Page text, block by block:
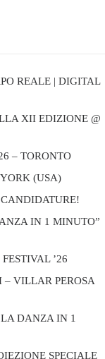
REALE | DIGITAL
XII EDIZIONE @
– TORONTO
(USA)
IN 1 MINUTO”
’26
– VILLAR PEROSA
LA DANZA IN 1
SPECIALE